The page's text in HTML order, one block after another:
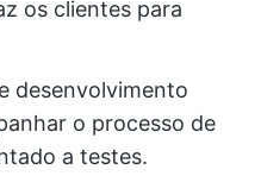
os clientes para
desenvolvimento
o processo de
a testes.